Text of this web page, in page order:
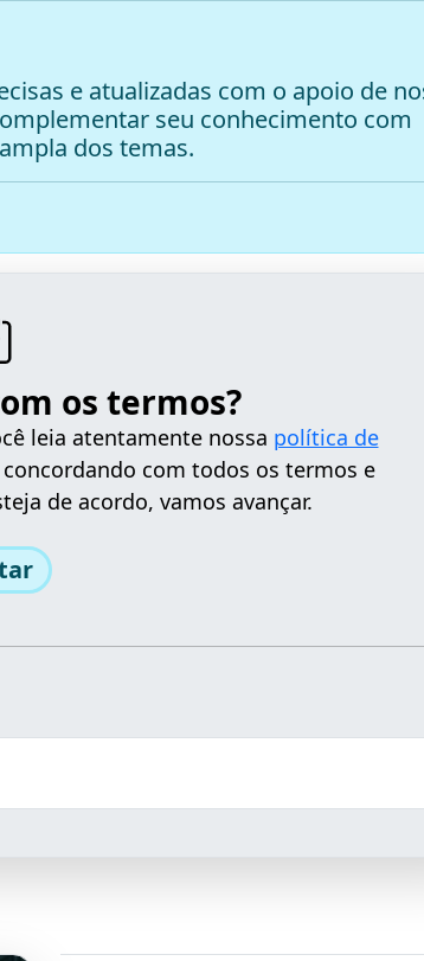
e atualizadas com o apoio de
seu conhecimento com
dos temas.
os termos?
leia atentamente nossa política de
com todos os termos e
de acordo, vamos avançar.